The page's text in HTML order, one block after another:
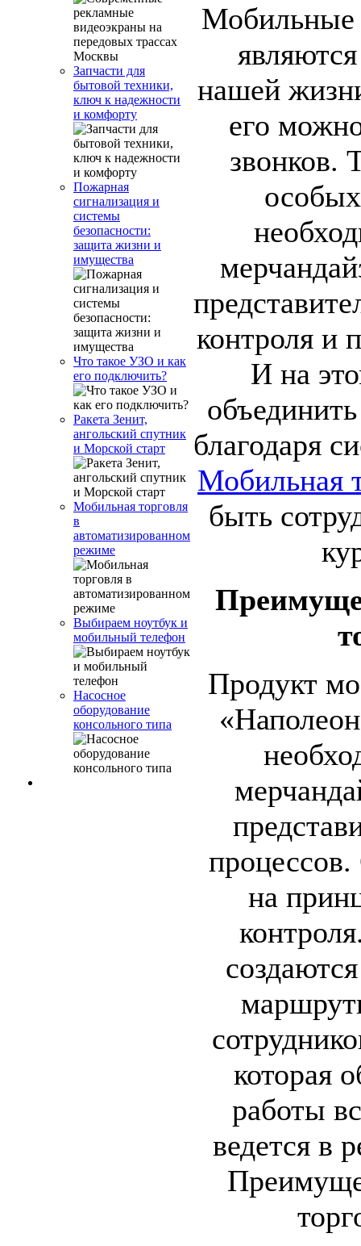
Запчасти для
бытовой техники,
ключ к надежности
и комфорту
Пожарная
сигнализация и
системы
безопасности:
защита жизни и
имущества
Что такое УЗО и как
его подключить?
Ракета Зенит,
ангольский спутник
и Морской старт
Мобильная торговля
в
автоматизированном
режиме
Выбираем ноутбук и
мобильный телефон
Насосное
оборудование
консольного типа
Мобильные
нашей
его
звонков.
контроля и
И на
благодаря
Мобильная
быть
Продукт
процессов.
на
которая
работы
ведется в